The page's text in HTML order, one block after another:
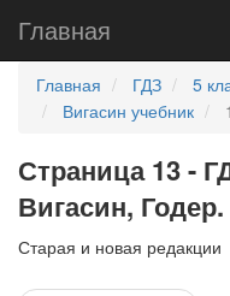
Главная
Главная ГДЗ 5
Вигасин учебник
Страница 13 -
Вигасин,
Старая и новая редакции